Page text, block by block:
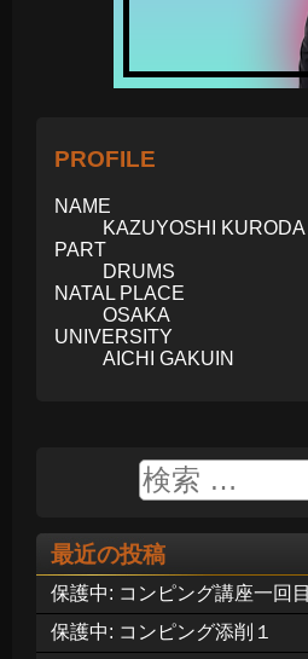
PROFILE
NAME
KAZUYOSHI KURODA
PART
DRUMS
NATAL PLACE
OSAKA
UNIVERSITY
AICHI GAKUIN
最近の投稿
保護中: コンピング講座一回目
保護中: コンピング添削１